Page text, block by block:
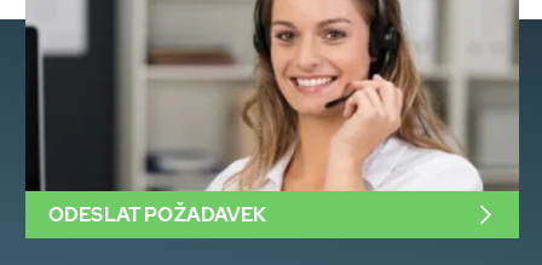
ODESLAT POŽADAVEK